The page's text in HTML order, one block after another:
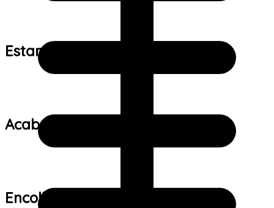
Estampa:
Acabamento:
Encolhimento: